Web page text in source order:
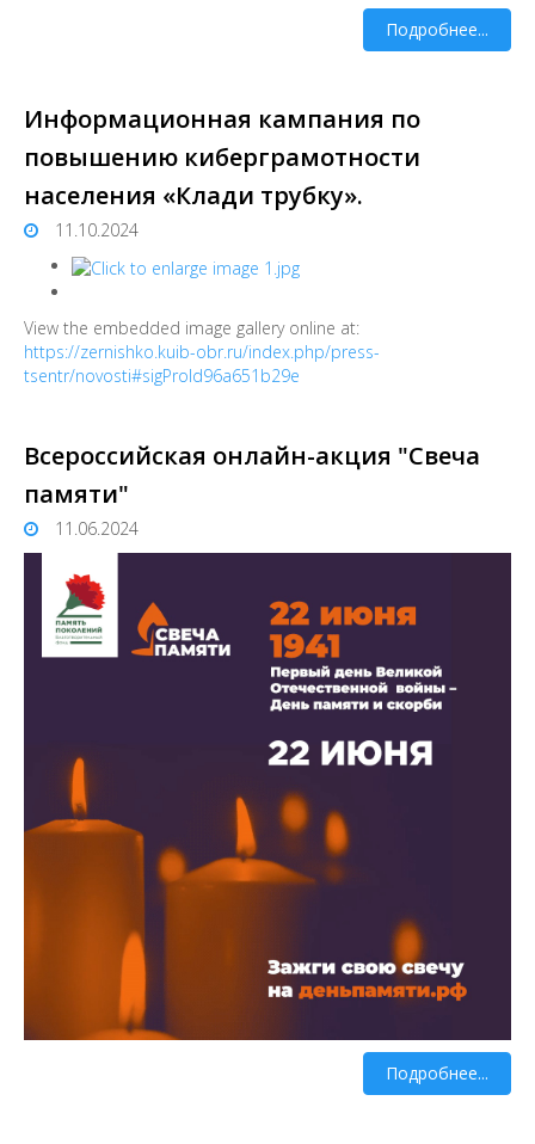
Подробнее...
Информационная кампания по
повышению киберграмотности
населения «Клади трубку».
11.10.2024
View the embedded image gallery online at:
https://zernishko.kuib-obr.ru/index.php/press-
tsentr/novosti#sigProId96a651b29e
Всероссийская онлайн-акция "Свеча
памяти"
11.06.2024
Подробнее...